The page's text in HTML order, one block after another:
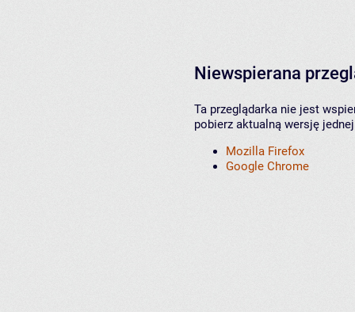
Niewspierana
Ta przeglądarka nie jest
pobierz aktualną wersję
Mozilla Firefox
Google Chrome